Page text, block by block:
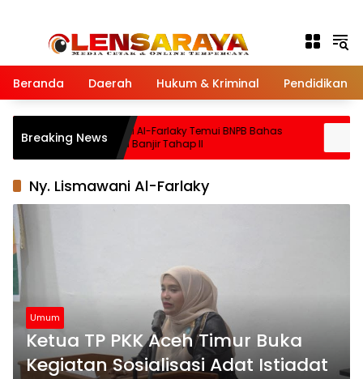
Beranda Daerah Hukum & Kriminal Pendidikan
Breaking NewsBupati Al-Farlaky Temui BNPB Bahas
Dana Banjir Tahap II
Ny. Lismawani Al-Farlaky
Umum
Ketua TP PKK Aceh Timur Buka
Kegiatan Sosialisasi Adat Istiadat